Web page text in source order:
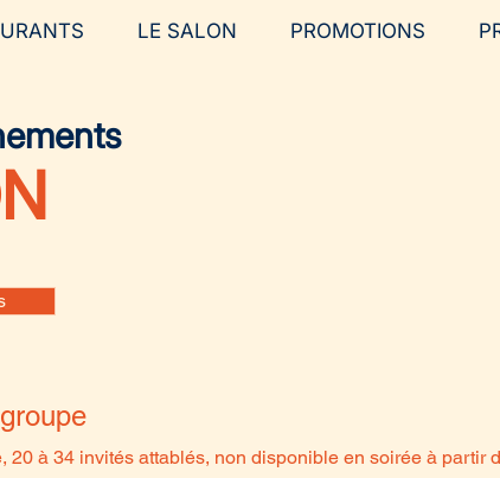
LE SALON PROMOTIONS
20 à 34 invités attablés, non disponible en soirée à partir